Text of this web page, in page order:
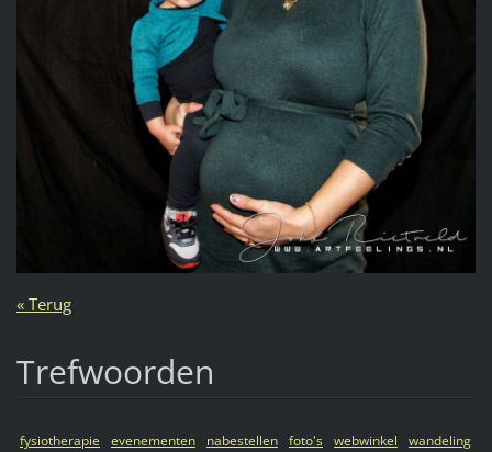
« Terug
Trefwoorden
fysiotherapie evenementen nabestellen foto's webwinkel
wandeling